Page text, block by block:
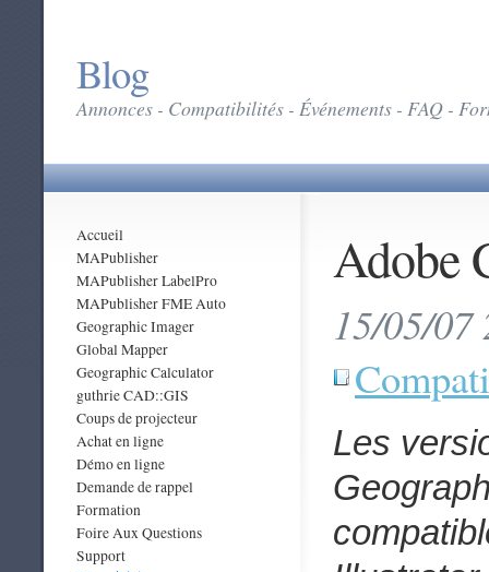
Blog
Annonces - Compatibilités - Événements - FAQ -
Accueil
MAPublisher
MAPublisher LabelPro
MAPublisher FME Auto
Geographic Imager
Global Mapper
Geographic Calculator
guthrie CAD::GIS
Coups de projecteur
Achat en ligne
Démo en ligne
Demande de rappel
Formation
Foire Aux Questions
Support
Adobe
15/05/07
Les